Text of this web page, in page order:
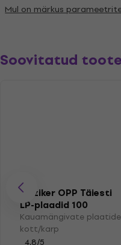
Mul on märkus
Soovitatud
Muziker OPP Täiesti
LP-plaadid 100
Kauamängivate plaatide
kott/karp
4,8/5